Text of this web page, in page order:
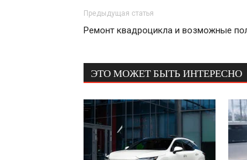
Предыдущая статья
Ремонт квадроцикла и возможные
ЭТО МОЖЕТ БЫТЬ ИНТЕРЕСНО